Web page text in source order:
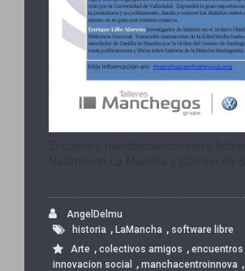
AngelDelmu
historia , LaMancha , software libre
Arte , colectivos amigos , encuentros
innovacion social , manchacentroinnova ,